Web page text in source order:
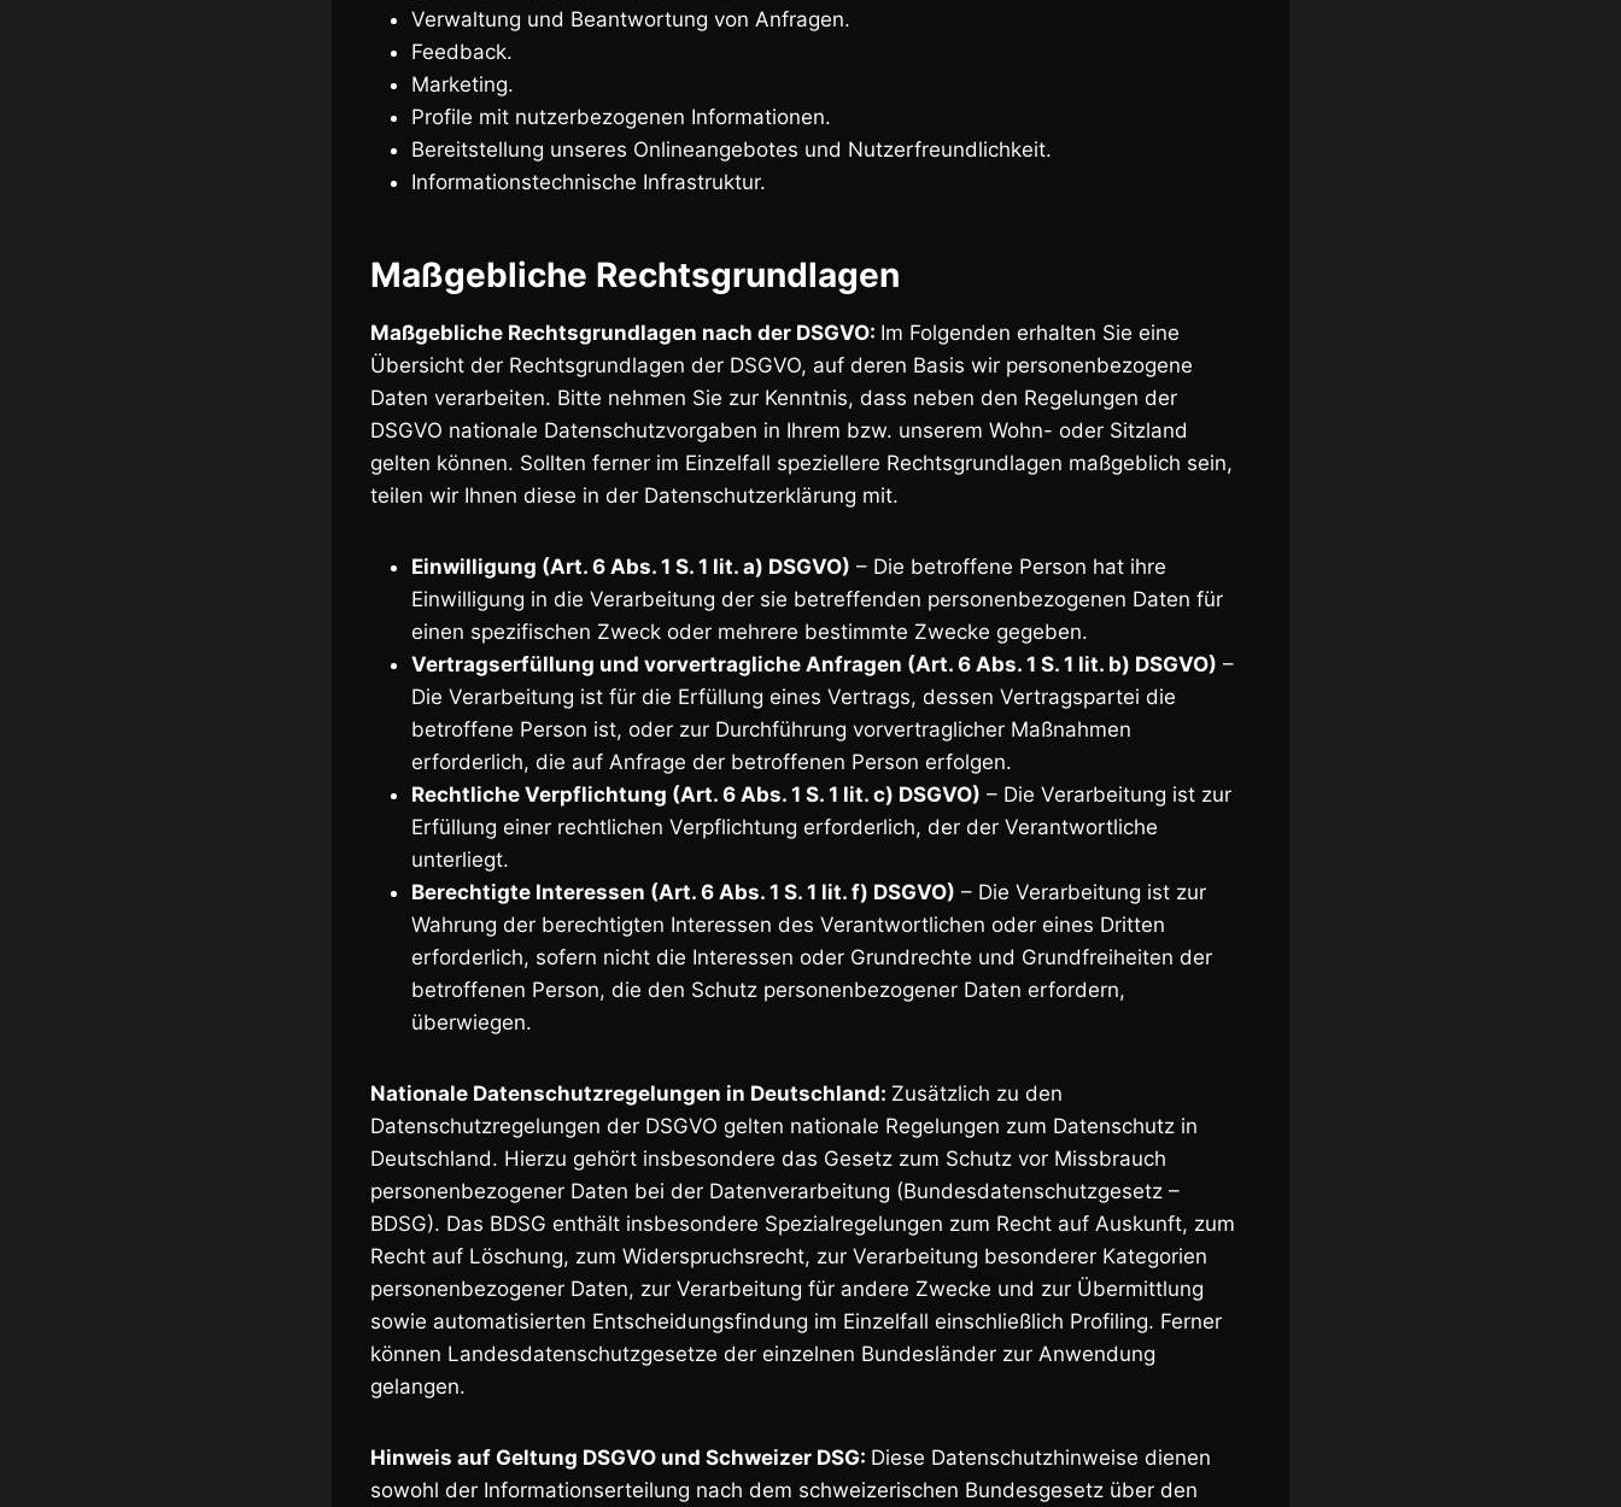
Verwaltung und Beantwortung von Anfragen.
Feedback.
Marketing.
Profile mit nutzerbezogenen Informationen.
Bereitstellung unseres Onlineangebotes und Nutzerfreundlichkeit.
Informationstechnische Infrastruktur.
Maßgebliche Rechtsgrundlagen
Maßgebliche Rechtsgrundlagen nach der DSGVO: Im Folgenden erhalten Sie eine
Übersicht der Rechtsgrundlagen der DSGVO, auf deren Basis wir personenbezogene
Daten verarbeiten. Bitte nehmen Sie zur Kenntnis, dass neben den Regelungen der
DSGVO nationale Datenschutzvorgaben in Ihrem bzw. unserem Wohn- oder Sitzland
gelten können. Sollten ferner im Einzelfall speziellere Rechtsgrundlagen maßgeblich sein,
teilen wir Ihnen diese in der Datenschutzerklärung mit.
Einwilligung (Art. 6 Abs. 1 S. 1 lit. a) DSGVO) – Die betroffene Person hat ihre
Einwilligung in die Verarbeitung der sie betreffenden personenbezogenen Daten für
einen spezifischen Zweck oder mehrere bestimmte Zwecke gegeben.
Vertragserfüllung und vorvertragliche Anfragen (Art. 6 Abs. 1 S. 1 lit. b) DSGVO) –
Die Verarbeitung ist für die Erfüllung eines Vertrags, dessen Vertragspartei die
betroffene Person ist, oder zur Durchführung vorvertraglicher Maßnahmen
erforderlich, die auf Anfrage der betroffenen Person erfolgen.
Rechtliche Verpflichtung (Art. 6 Abs. 1 S. 1 lit. c) DSGVO) – Die Verarbeitung ist zur
Erfüllung einer rechtlichen Verpflichtung erforderlich, der der Verantwortliche
unterliegt.
Berechtigte Interessen (Art. 6 Abs. 1 S. 1 lit. f) DSGVO) – Die Verarbeitung ist zur
Wahrung der berechtigten Interessen des Verantwortlichen oder eines Dritten
erforderlich, sofern nicht die Interessen oder Grundrechte und Grundfreiheiten der
betroffenen Person, die den Schutz personenbezogener Daten erfordern,
überwiegen.
Nationale Datenschutzregelungen in Deutschland: Zusätzlich zu den
Datenschutzregelungen der DSGVO gelten nationale Regelungen zum Datenschutz in
Deutschland. Hierzu gehört insbesondere das Gesetz zum Schutz vor Missbrauch
personenbezogener Daten bei der Datenverarbeitung (Bundesdatenschutzgesetz –
BDSG). Das BDSG enthält insbesondere Spezialregelungen zum Recht auf Auskunft, zum
Recht auf Löschung, zum Widerspruchsrecht, zur Verarbeitung besonderer Kategorien
personenbezogener Daten, zur Verarbeitung für andere Zwecke und zur Übermittlung
sowie automatisierten Entscheidungsfindung im Einzelfall einschließlich Profiling. Ferner
können Landesdatenschutzgesetze der einzelnen Bundesländer zur Anwendung
gelangen.
Hinweis auf Geltung DSGVO und Schweizer DSG: Diese Datenschutzhinweise dienen
sowohl der Informationserteilung nach dem schweizerischen Bundesgesetz über den